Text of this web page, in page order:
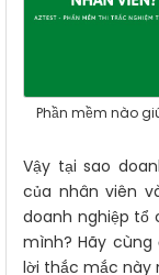
Phần mềm nào
Vậy tại sao
của nhân viên
doanh nghiệp tổ
mình? Hãy
lời thắc mắc này